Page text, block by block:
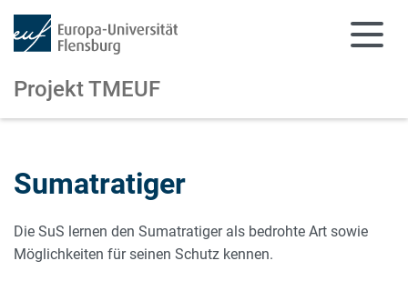
Projekt TMEUF
Sumatratiger
Die SuS lernen den Sumatratiger als bedrohte Art sowie
Möglichkeiten für seinen Schutz kennen.